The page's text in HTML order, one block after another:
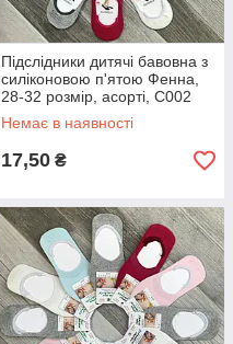
Підслідники дитячі бавовна з
силіконовою п'ятою Фенна,
28-32 розмір, асорті, C002
Немає в наявності
17,50 ₴